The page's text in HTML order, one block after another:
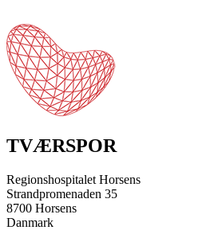
TVÆRSPOR
Regionshospitalet Horsens
Strandpromenaden 35
8700 Horsens
Danmark